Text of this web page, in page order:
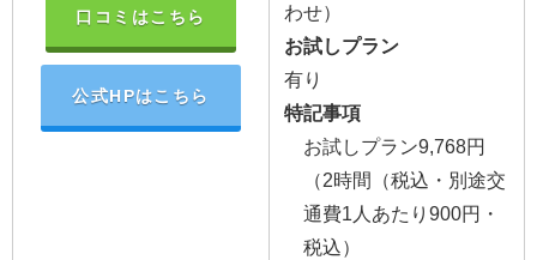
口コミはこちら
公式HPはこちら
わせ）
お試しプラン
有り
特記事項
お試しプラン9,768円
（2時間（税込・別途交
通費1人あたり900円・
税込 ）